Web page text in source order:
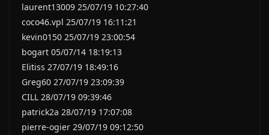
laurent13009 25/07/19 10:27:40
coco46.vpl 25/07/19 16:11:21
kevin0150 25/07/19 23:00:54
bogart 05/07/14 18:19:13
Elitiss 27/07/19 18:49:16
Greg60 27/07/19 23:09:39
CILL 28/07/19 09:39:46
patrick2a 28/07/19 17:07:08
pierre-ogier 29/07/19 09:12:50